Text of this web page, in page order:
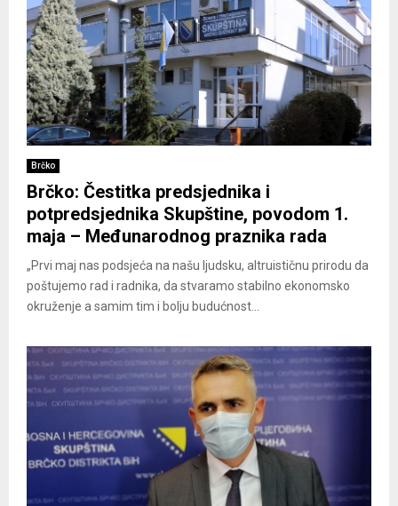
Brčko
Brčko: Čestitka predsjednika i
potpredsjednika Skupštine, povodom 1.
maja – Međunarodnog praznika rada
„Prvi maj nas podsjeća na našu ljudsku, altruističnu prirodu da
poštujemo rad i radnika, da stvaramo stabilno ekonomsko
okruženje a samim tim i bolju budućnost...